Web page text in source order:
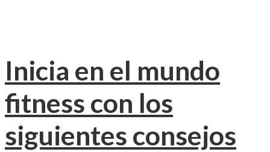
Inicia en el mundo
fitness con los
siguientes consejos